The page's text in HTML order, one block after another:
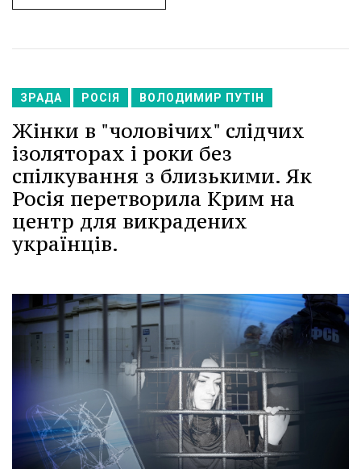
ЗРАДА РОСІЯ ВОЛОДИМИР ПУТІН
Жінки в "чоловічих" слідчих
ізоляторах і роки без
спілкування з близькими. Як
Росія перетворила Крим на
центр для викрадених
українців.